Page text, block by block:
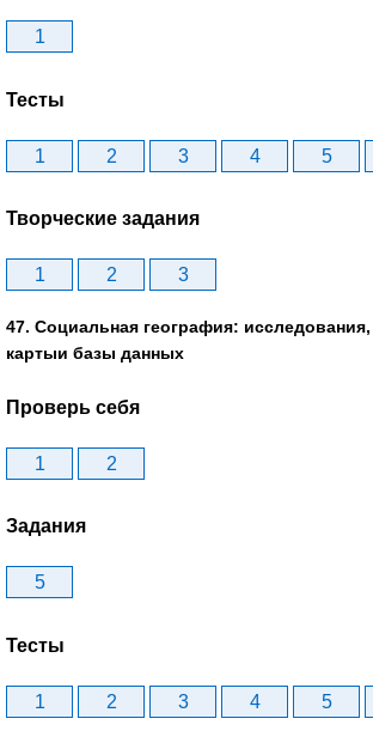
1
Тесты
1 2 3 4 5
Творческие задания
1 2 3
47. Социальная география:
картыи базы данных
Проверь себя
1 2
Задания
5
Тесты
1 2 3 4 5